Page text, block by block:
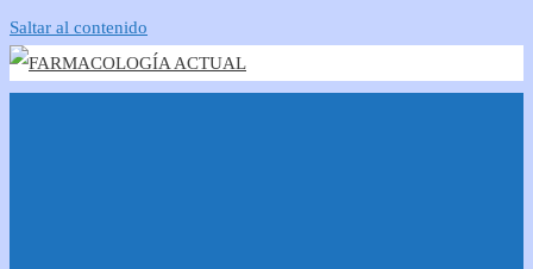
Saltar al contenido